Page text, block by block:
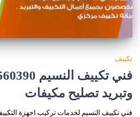
تكييف
وتبريد تصليح مكيفات
فني تكييف النسيم لخدمات تركيب اجهزة